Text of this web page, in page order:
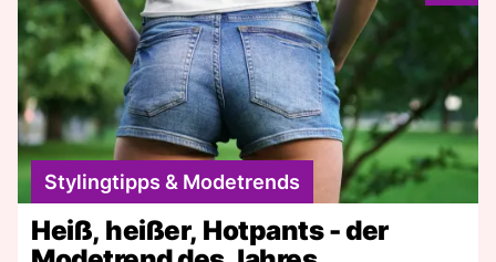
Stylingtipps & Modetrends
Heiß, heißer, Hotpants - der